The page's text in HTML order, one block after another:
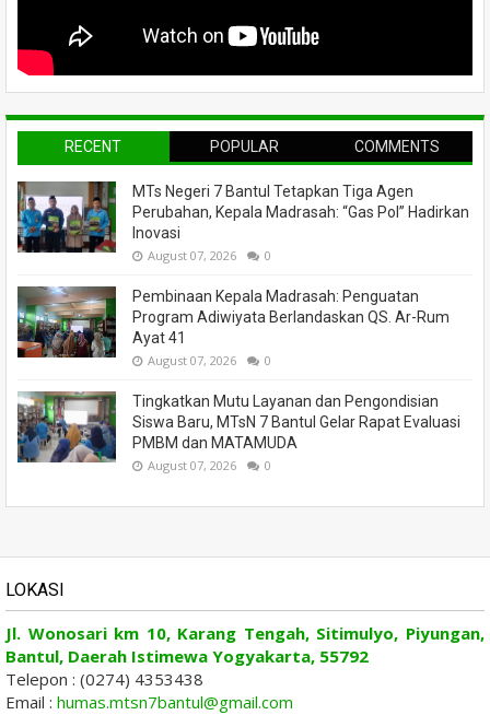
RECENT POPULAR COMMENTS
MTs Negeri 7 Bantul Tetapkan Tiga Agen
Perubahan, Kepala Madrasah: “Gas Pol” Hadirkan
Inovasi
August 07, 2026 0
Pembinaan Kepala Madrasah: Penguatan
Program Adiwiyata Berlandaskan QS. Ar-Rum
Ayat 41
August 07, 2026 0
Tingkatkan Mutu Layanan dan Pengondisian
Siswa Baru, MTsN 7 Bantul Gelar Rapat Evaluasi
PMBM dan MATAMUDA
August 07, 2026 0
LOKASI
Jl. Wonosari km 10, Karang Tengah, Sitimulyo, Piyungan,
Bantul, Daerah Istimewa Yogyakarta, 55792
Telepon : (0274) 4353438
Email : humas.mtsn7bantul@gmail.com